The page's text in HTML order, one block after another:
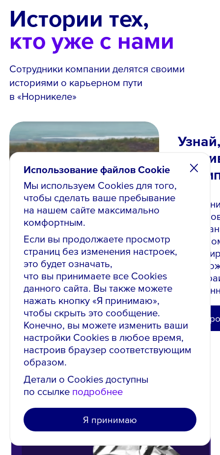
Использование файлов Cookie
Мы используем Cookies для того,
чтобы сделать ваше пребывание
на нашем сайте максимально
комфортным.
Если вы продолжаете просмотр
страниц без изменения настроек,
это будет означать,
что вы принимаете все Cookies
данного сайта. Вы также можете
нажать кнопку «Я принимаю»,
чтобы скрыть это сообщение.
Конечно, вы можете изменить ваши
настройки Cookies в любое время,
настроив браузер соответствующим
образом.
Детали о Cookies доступны
по ссылке подробнее
Я принимаю
Истории тех,
кто уже с нами
Сотрудники компании делятся своими
историями о карьерном пути
в «Норникеле»
Возможность проявить
себя рано или поздно
выпадает всем
в
в
треки
в
и
Подкаст